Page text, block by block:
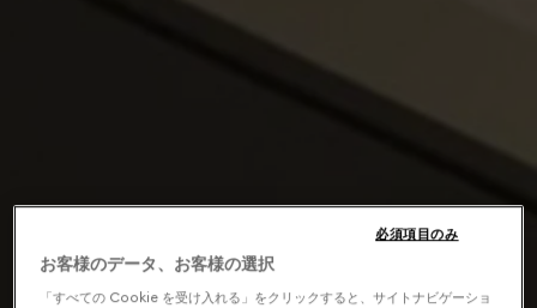
お客様のデータ、お客様の選択
「すべての Cookie を受け入れる」をクリックすると、サイトナビゲーショ
必須項目のみ